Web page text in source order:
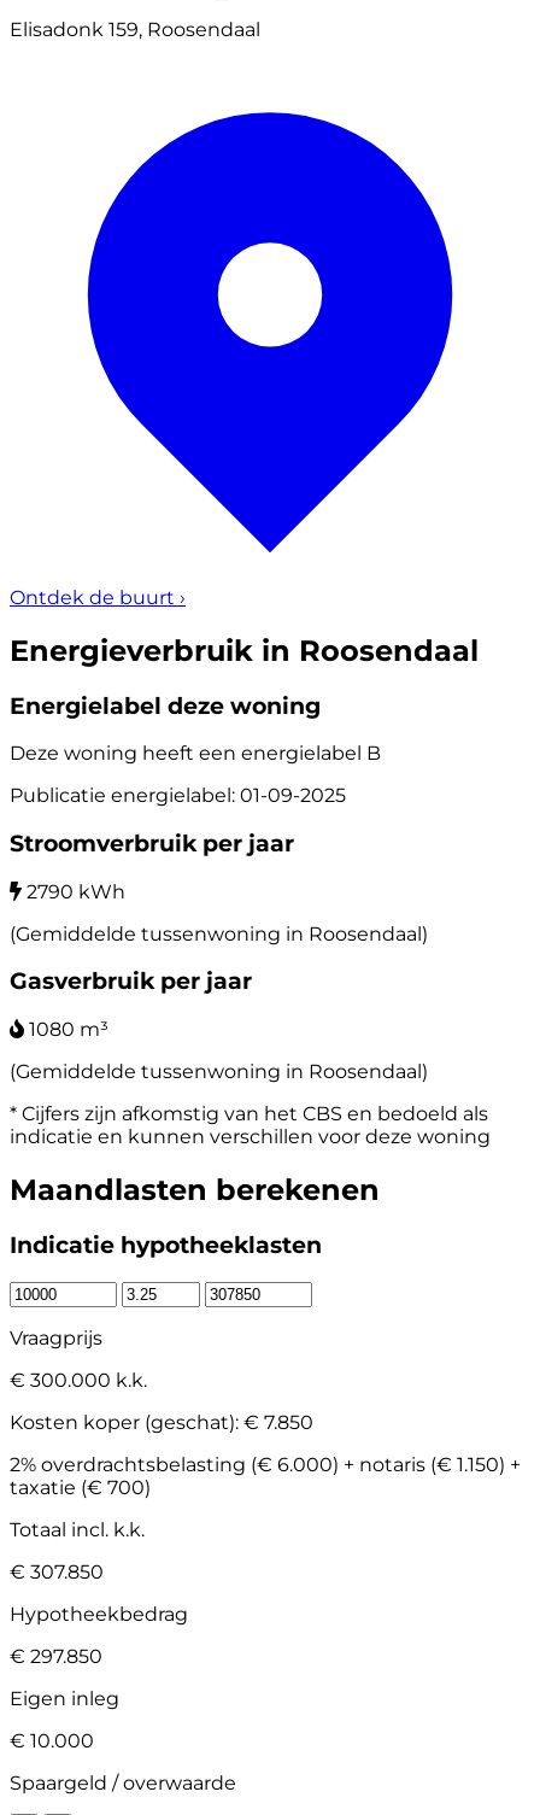
Elisadonk 159, Roosendaal
Ontdek de buurt ›
Energieverbruik in Roosendaal
Energielabel deze woning
Deze woning heeft een energielabel B
Publicatie energielabel: 01-09-2025
Stroomverbruik per jaar
2790 kWh
(Gemiddelde tussenwoning in Roosendaal)
Gasverbruik per jaar
1080 m³
(Gemiddelde tussenwoning in Roosendaal)
* Cijfers zijn afkomstig van het CBS en bedoeld als
indicatie en kunnen verschillen voor deze woning
Maandlasten berekenen
Indicatie hypotheeklasten
Vraagprijs
€ 300.000 k.k.
Kosten koper (geschat): € 7.850
2% overdrachtsbelasting (€ 6.000) + notaris (€ 1.150) +
taxatie (€ 700)
Totaal incl. k.k.
€ 307.850
Hypotheekbedrag
€ 297.850
Eigen inleg
€ 10.000
Spaargeld / overwaarde